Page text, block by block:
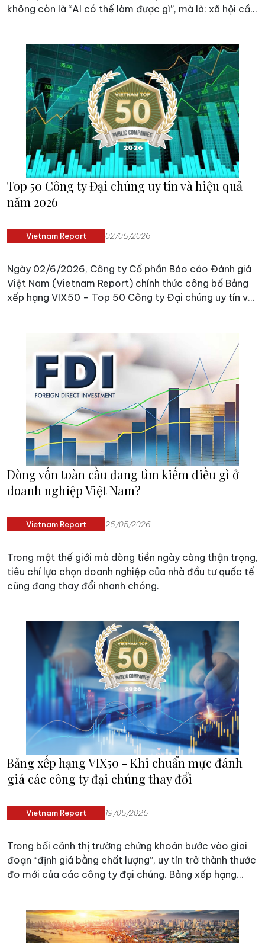
không còn là “AI có thể làm được gì”, mà là: xã hội cần
người. Câu trả lời đang hình thành quanh một khái
niệm: Hạ tầng Niềm tin.
Top 50 Công ty Đại chúng uy tín và hiệu quả
năm 2026
Vietnam Report 02/06/2026
Ngày 02/6/2026, Công ty Cổ phần Báo cáo Đánh giá
Việt Nam (Vietnam Report) chính thức công bố Bảng
xếp hạng VIX50 – Top 50 Công ty Đại chúng uy tín và
Dòng vốn toàn cầu đang tìm kiếm điều gì ở
doanh nghiệp Việt Nam?
Vietnam Report 26/05/2026
Trong một thế giới mà dòng tiền ngày càng thận trọng,
tiêu chí lựa chọn doanh nghiệp của nhà đầu tư quốc tế
cũng đang thay đổi nhanh chóng.
Bảng xếp hạng VIX50 - Khi chuẩn mực đánh
giá các công ty đại chúng thay đổi
Vietnam Report 19/05/2026
Trong bối cảnh thị trường chứng khoán bước vào giai
đoạn “định giá bằng chất lượng”, uy tín trở thành thước
đo mới của các công ty đại chúng. Bảng xếp hạng
của doanh nghiệp trên thị trường vốn.